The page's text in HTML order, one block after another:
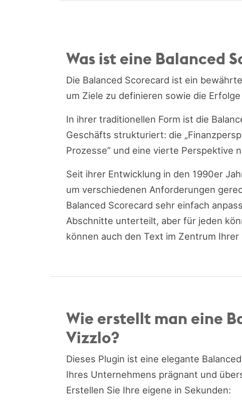
Was ist eine Balanced
Die Balanced Scorecard ist ein
um Ziele zu definieren sowie die
In ihrer traditionellen Form ist die
Geschäfts strukturiert: die
Prozesse” und eine vierte Perspektive
Seit ihrer Entwicklung in den 1990er
um verschiedenen Anforderungen
Balanced Scorecard sehr einfach
Abschnitte unterteilt, aber für jeden
können auch den Text im Zentrum
Wie erstellt man eine
Vizzlo?
Dieses Plugin ist eine elegante
Ihres Unternehmens prägnant und
Erstellen Sie Ihre eigene in Sekunden: